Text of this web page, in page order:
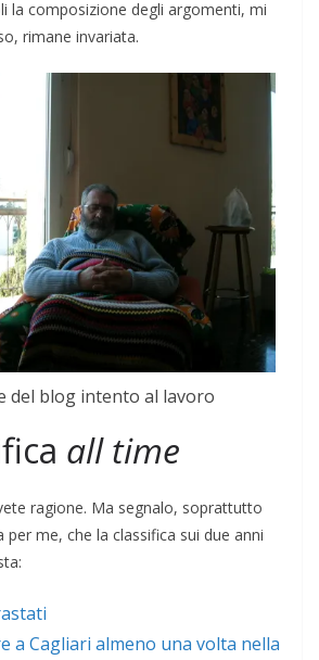
la composizione degli argomenti, mi
rimane invariata.
del blog intento al lavoro
all time
ragione. Ma segnalo, soprattutto
me, che la classifica sui due anni
a Cagliari almeno una volta nella